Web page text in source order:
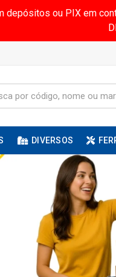
depósitos ou PIX em
DIVERSOS